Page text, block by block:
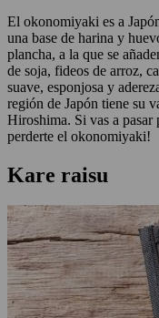
El okonomiyaki es a
una base de harina y
plancha, a la que se
de soja, fideos de arroz,
suave, esponjosa y
región de Japón tiene su
Hiroshima. Si vas a pasar
perderte el okonomiyaki!
Kare raisu